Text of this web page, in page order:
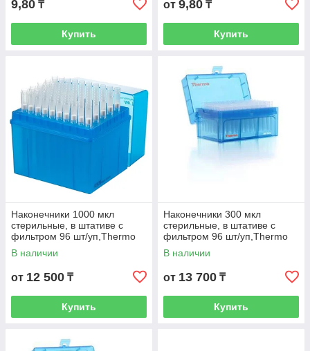
9,80 ₸
Купить
от 9,80 ₸
Купить
Наконечники 1000 мкл
стерильные, в штативе с
фильтром 96 шт/уп,Thermo
Scientific (Кат. № 2179-HR)
В наличии
от 12 500 ₸
Купить
Наконечники 300 мкл
стерильные, в штативе с
фильтром 96 шт/уп,Thermo
Scientific (Кат. № 2070-HR)
В наличии
от 13 700 ₸
Купить